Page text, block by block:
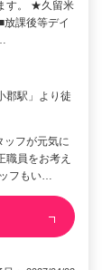
す。 ★久留米
課後等デイ
郡駅」より徒
フが元気に
員をお考え
フもい…